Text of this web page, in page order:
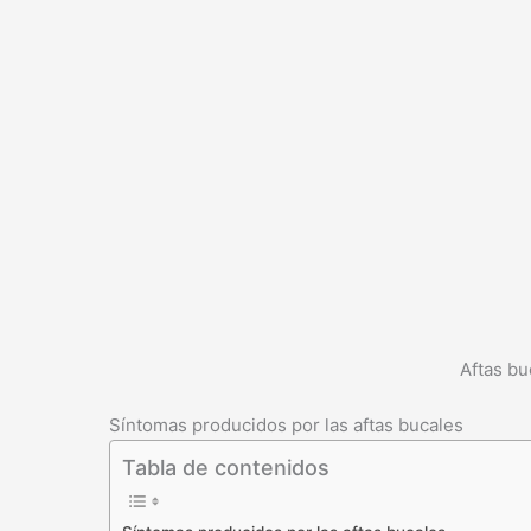
Aftas
Síntomas producidos por las aftas bucales
Tabla de contenidos